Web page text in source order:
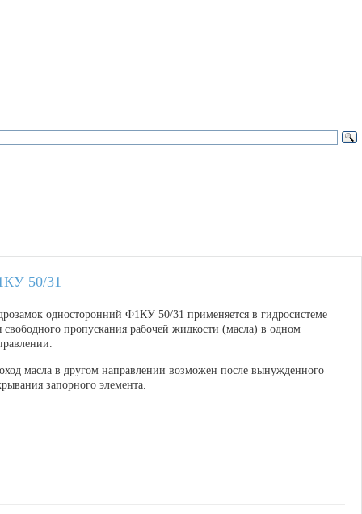
50/31
односторонний Ф1КУ 50/31 применяется в гидросистеме
свободного пропускания рабочей жидкости (масла) в одном
масла в другом направлении возможен после вынужденного
запорного элемента.